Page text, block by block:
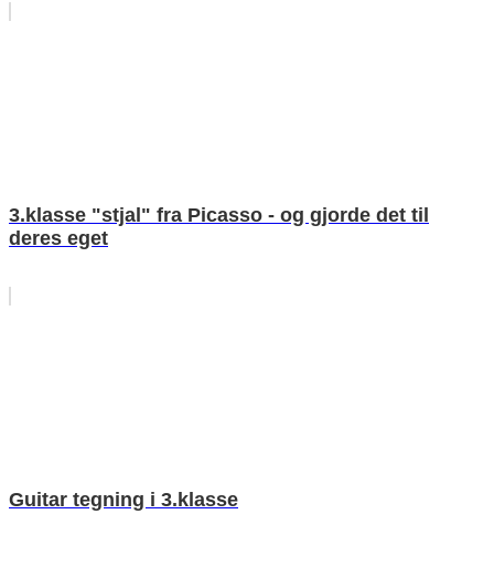
3.klasse "stjal" fra Picasso - og gjorde det til
deres eget
Guitar tegning i 3.klasse